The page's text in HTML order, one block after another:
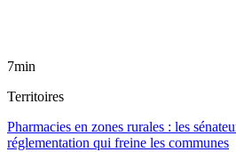
7min
Territoires
Pharmacies en zones rurales : les
réglementation qui freine les communes